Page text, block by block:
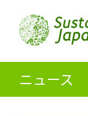
ニュース